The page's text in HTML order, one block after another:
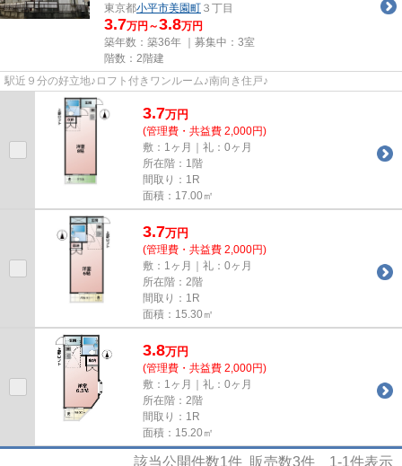
東京都小平市美園町 ３丁目
3.7万円～3.8万円
築年数：築36年 ｜募集中： 3室
階数：2階建
駅近９分の好立地♪ロフト付きワンルーム♪南向き住戸♪
3.7万円
(管理費・共益費 2,000円)
敷：1ヶ月｜礼：0ヶ月
所在階：1階
間取り：1R
面積：17.00㎡
3.7万円
(管理費・共益費 2,000円)
敷：1ヶ月｜礼：0ヶ月
所在階：2階
間取り：1R
面積：15.30㎡
3.8万円
(管理費・共益費 2,000円)
敷：1ヶ月｜礼：0ヶ月
所在階：2階
間取り：1R
面積：15.20㎡
該当公開件数1件 販売数3件 1-1件表示